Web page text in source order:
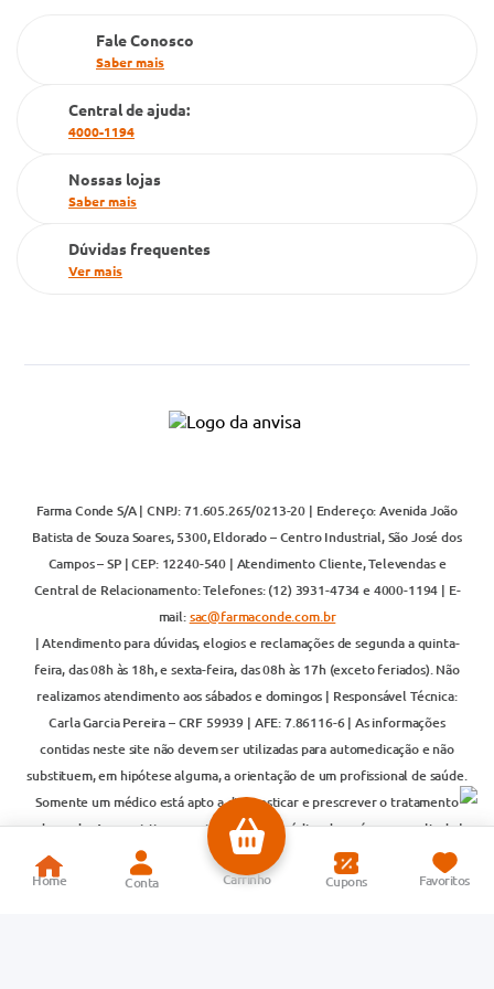
Televendas
Fale Conosco
Saber mais
Central de ajuda:
4000-1194
Nossas lojas
Saber mais
Dúvidas frequentes
Ver mais
Farma Conde S/A | CNPJ: 71.605.265/0213-20 | Endereço: Avenida João
Batista de Souza Soares, 5300, Eldorado – Centro Industrial, São José dos
Campos – SP | CEP: 12240-540 | Atendimento Cliente, Televendas e
Central de Relacionamento: Telefones: (12) 3931-4734 e 4000-1194 | E-
mail:sac@farmaconde.com.br
| Atendimento para dúvidas, elogios e reclamações de segunda a quinta-
feira, das 08h às 18h, e sexta-feira, das 08h às 17h (exceto feriados). Não
realizamos atendimento aos sábados e domingos | Responsável Técnica:
Carla Garcia Pereira – CRF 59939 | AFE: 7.86116-6 | As informações
contidas neste site não devem ser utilizadas para automedicação e não
substituem, em hipótese alguma, a orientação de um profissional de saúde.
Somente um médico está apto a diagnosticar e prescrever o tratamento
adequado. Ao persistirem os sintomas, um médico deverá ser consultado |
Os preços e promoções são válidos exclusivamente para compras realizadas
pela internet. As vendas on-line são realizadas por meio da Loja do Centro